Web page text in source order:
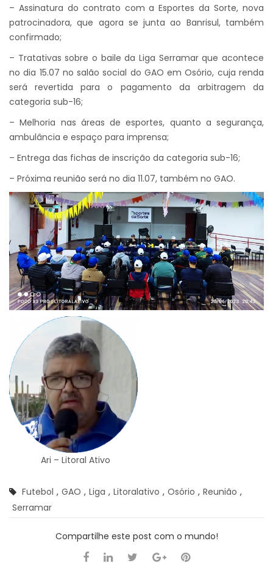
– Assinatura do contrato com a Esportes da Sorte, nova
patrocinadora, que agora se junta ao Banrisul, também
confirmado;
– Tratativas sobre o baile da Liga Serramar que acontece
no dia 15.07 no salão social do GAO em Osório, cuja renda
será revertida para o pagamento da arbitragem da
categoria sub-16;
– Melhoria nas áreas de esportes, quanto a segurança,
ambulância e espaço para imprensa;
– Entrega das fichas de inscrição da categoria sub-16;
– Próxima reunião será no dia 11.07, também no GAO.
Ari – Litoral Ativo
Futebol , GAO , Liga , Litoralativo , Osório , Reunião ,
Serramar
Compartilhe este post com o mundo!